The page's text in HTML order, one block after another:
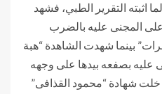
اثبته التقرير الطبي، فشهد
المجنى عليه بالضرب
بينما شهدت الشاهدة “هبة
عليه بصفعه بيدها على وجهه
خلت شهادة “محمود القذافى”